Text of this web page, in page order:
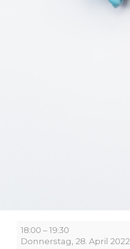
Elternabend:
Klischeefreie
18:00 – 19:30
Donnerstag, 28. April 2022